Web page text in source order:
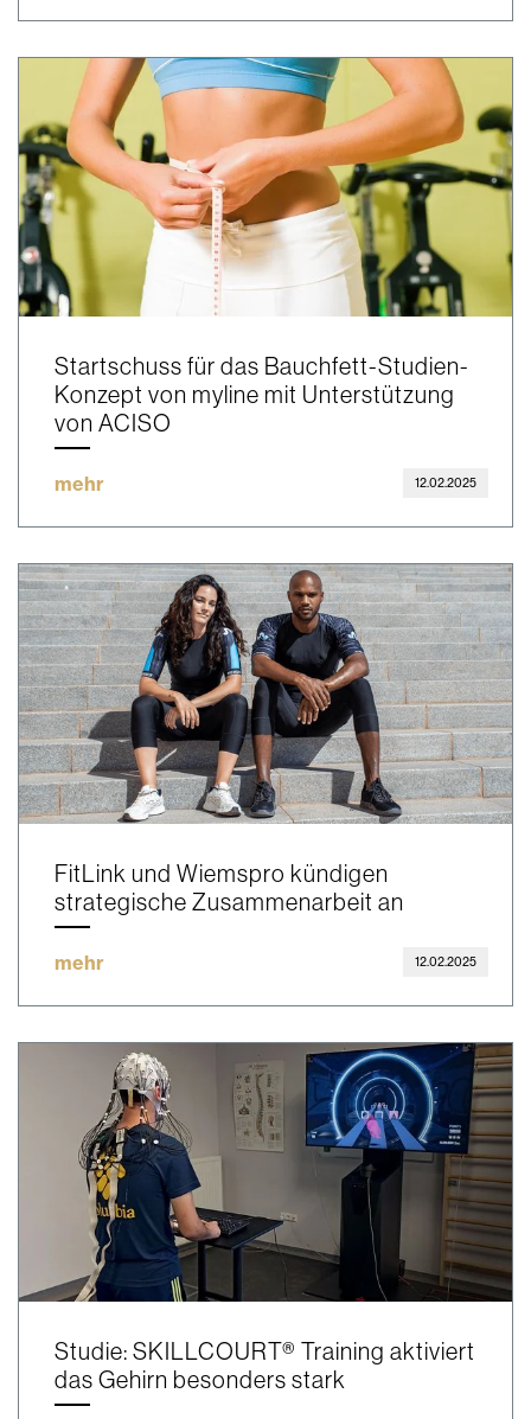
Startschuss für das Bauchfett-Studien-
Konzept von myline mit Unterstützung
von ACISO
mehr 12.02.2025
FitLink und Wiemspro kündigen
strategische Zusammenarbeit an
mehr 12.02.2025
Studie: SKILLCOURT® Training aktiviert
das Gehirn besonders stark